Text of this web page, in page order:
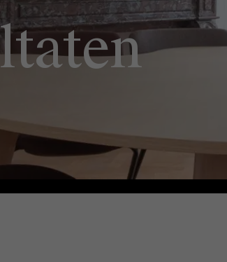
de AMS faculty
groep academici uit
lesgevers met
opdracht aan de school.
ervaring geven zij
deelnemers een